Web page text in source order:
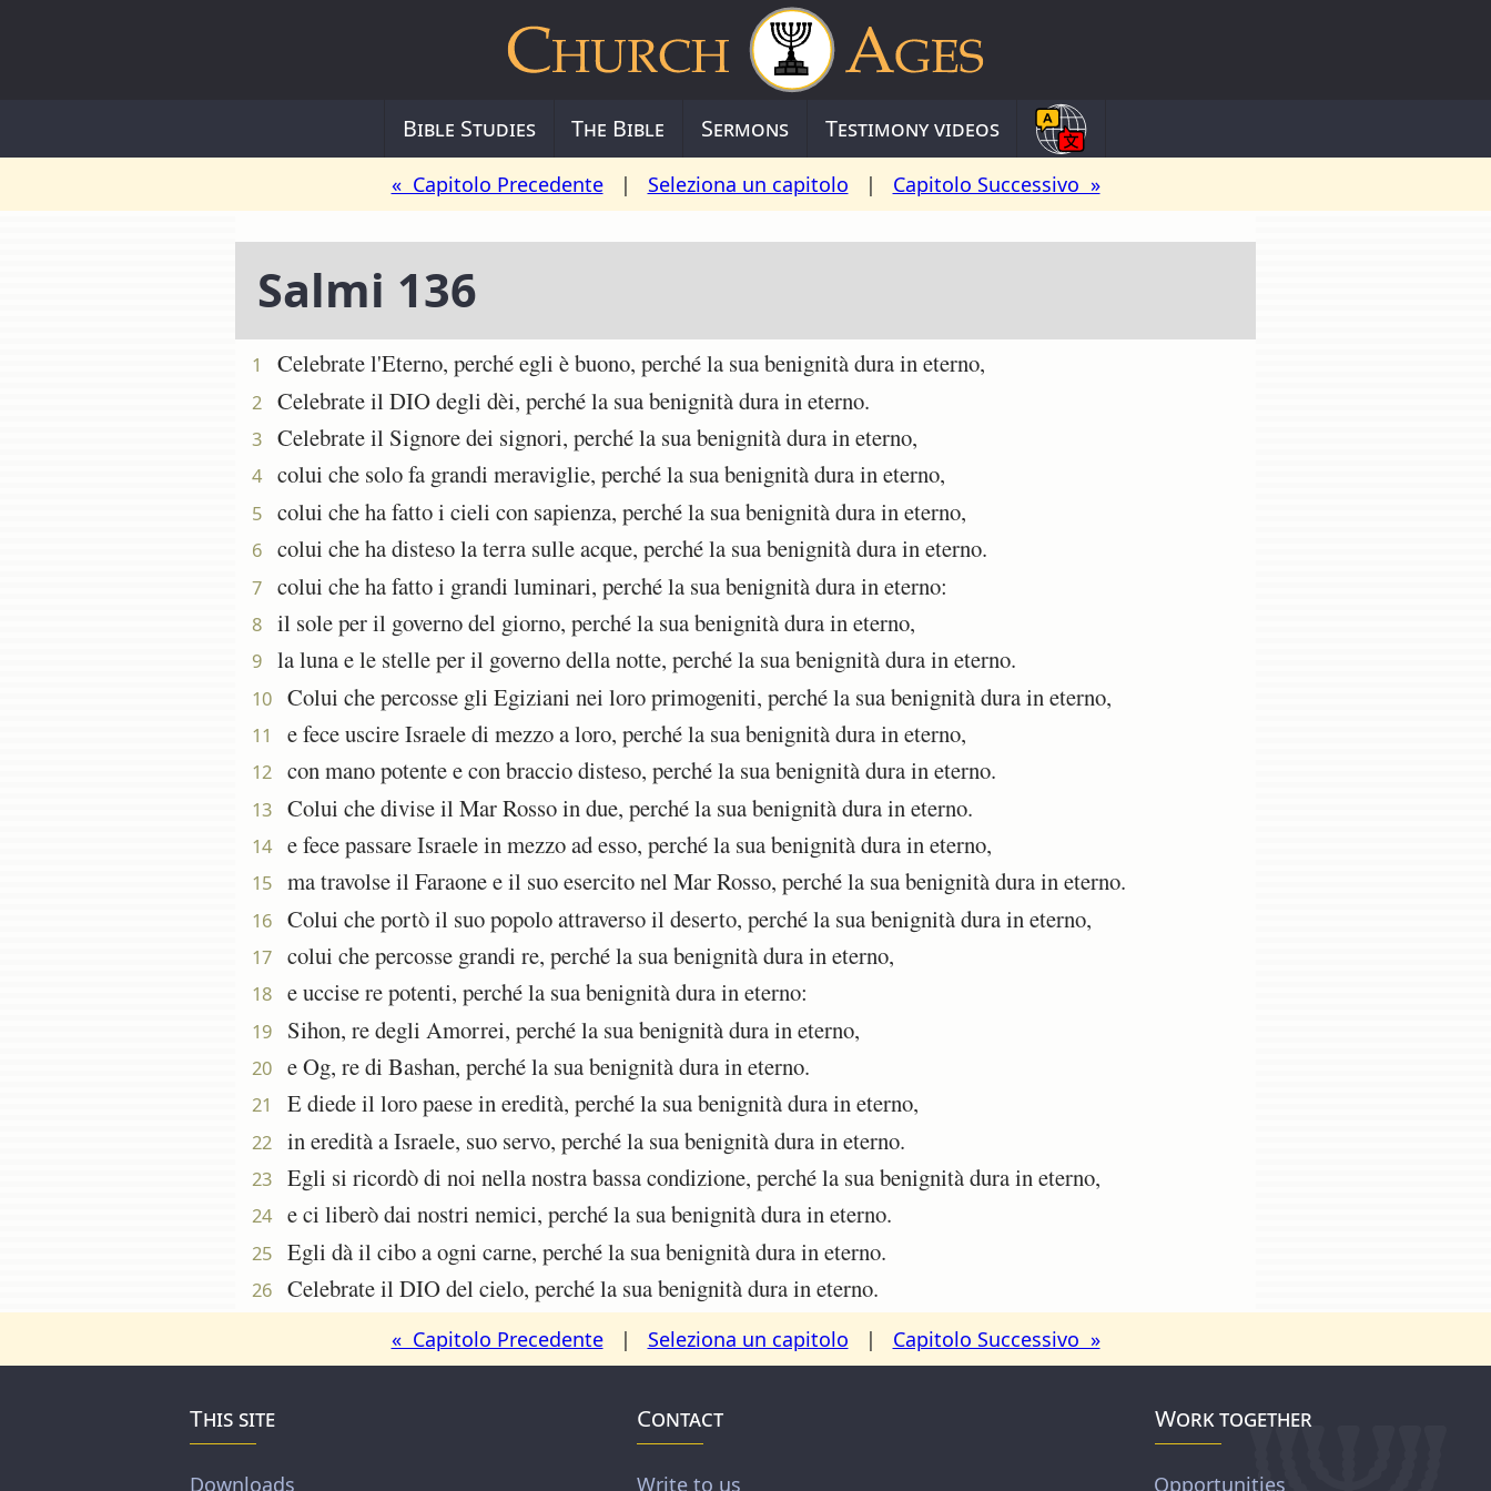
Bible Studies The Bible Sermons Testimony videos
« Capitolo Precedente| Seleziona un capitolo | Capitolo Successivo »
Salmi 136
1 Celebrate l'Eterno, perché egli è buono, perché la sua benignità dura in eterno,
2 Celebrate il DIO degli dèi, perché la sua benignità dura in eterno.
3 Celebrate il Signore dei signori, perché la sua benignità dura in eterno,
4 colui che solo fa grandi meraviglie, perché la sua benignità dura in eterno,
5 colui che ha fatto i cieli con sapienza, perché la sua benignità dura in eterno,
6 colui che ha disteso la terra sulle acque, perché la sua benignità dura in eterno.
7 colui che ha fatto i grandi luminari, perché la sua benignità dura in eterno:
8 il sole per il governo del giorno, perché la sua benignità dura in eterno,
9 la luna e le stelle per il governo della notte, perché la sua benignità dura in eterno.
10 Colui che percosse gli Egiziani nei loro primogeniti, perché la sua benignità dura in eterno,
11 e fece uscire Israele di mezzo a loro, perché la sua benignità dura in eterno,
12 con mano potente e con braccio disteso, perché la sua benignità dura in eterno.
13 Colui che divise il Mar Rosso in due, perché la sua benignità dura in eterno.
14 e fece passare Israele in mezzo ad esso, perché la sua benignità dura in eterno,
15 ma travolse il Faraone e il suo esercito nel Mar Rosso, perché la sua benignità dura in eterno.
16 Colui che portò il suo popolo attraverso il deserto, perché la sua benignità dura in eterno,
17 colui che percosse grandi re, perché la sua benignità dura in eterno,
18 e uccise re potenti, perché la sua benignità dura in eterno:
19 Sihon, re degli Amorrei, perché la sua benignità dura in eterno,
20 e Og, re di Bashan, perché la sua benignità dura in eterno.
21 E diede il loro paese in eredità, perché la sua benignità dura in eterno,
22 in eredità a Israele, suo servo, perché la sua benignità dura in eterno.
23 Egli si ricordò di noi nella nostra bassa condizione, perché la sua benignità dura in eterno,
24 e ci liberò dai nostri nemici, perché la sua benignità dura in eterno.
25 Egli dà il cibo a ogni carne, perché la sua benignità dura in eterno.
26 Celebrate il DIO del cielo, perché la sua benignità dura in eterno.
« Capitolo Precedente| Seleziona un capitolo | Capitolo Successivo »
This site
Downloads
Contact
Write to us
Work together
Opportunities